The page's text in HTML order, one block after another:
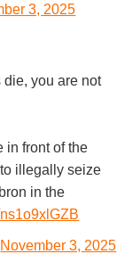
3, 2025
die, you are not
in front of the
illegally seize
in the
November 3, 2025